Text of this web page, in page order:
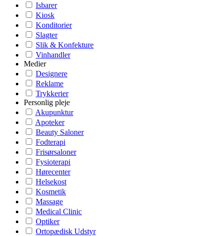
Isbarer
Kiosk
Konditorier
Slagter
Slik & Konfekture
Vinhandler
Medier
Designere
Reklame
Trykkerier
Personlig pleje
Akupunktur
Apoteker
Beauty Saloner
Fodterapi
Frisørsaloner
Fysioterapi
Hørecenter
Helsekost
Kosmetik
Massage
Medical Clinic
Optiker
Ortopædisk Udstyr